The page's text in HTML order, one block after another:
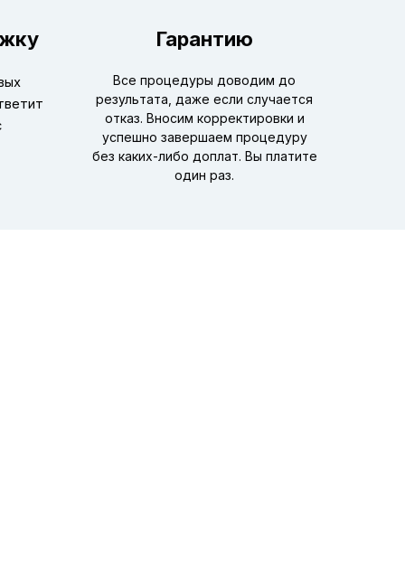
Гарантию
Все процедуры доводим до
результата, даже если случается
отказ. Вносим корректировки и
успешно завершаем процедуру
без каких-либо доплат. Вы платите
один раз.